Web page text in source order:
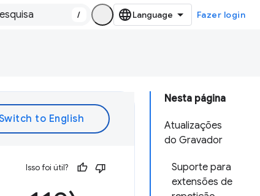
/ Fazer login
Nesta página
Atualizações
do Gravador
Suporte para
extensões de
Isso foi útil?